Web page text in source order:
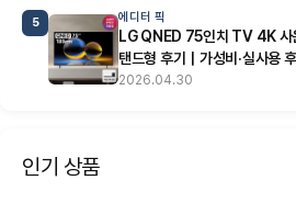
5 에디터 픽
LG QNED 75인치 TV 4K
탠드형 후기｜가성비·실사용
2026.04.30
인기 상품